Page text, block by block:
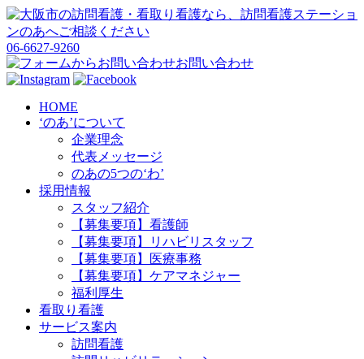
06-6627-9260
お問い合わせ
HOME
‘のあ’について
企業理念
代表メッセージ
のあの5つの‘わ’
採用情報
スタッフ紹介
【募集要項】看護師
【募集要項】リハビリスタッフ
【募集要項】医療事務
【募集要項】ケアマネジャー
福利厚生
看取り看護
サービス案内
訪問看護